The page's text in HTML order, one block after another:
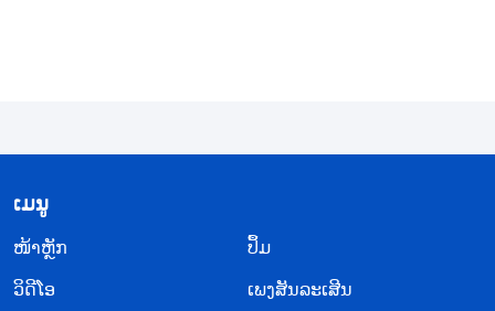
ທັກສະຂອງຂ້ອຍເອງ ແລະ ບໍ່ມີໃຜທຽບໄດ້ກັບການອອກແບບ
ຄິດວ່າພວກເຂົາບໍ່ເຂົ້າໃຈ. ແມ່ແຕ່ເມື່ອຫຼາຍຄົນໃຫ້ຄຳ
ແນະນຳອັນດຽວກັນ, ຂ້ອຍກໍ່ດື້ດ້ານແທ້ໆ. ຂ້ອຍທຳທ່າວ່າ
​ເມ​ນູ
​ໜ້າຫຼັກ
ປຶ້ມ
ວິ​ດີ​ໂອ
ເພງສັນລະເສີນ